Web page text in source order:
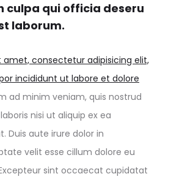
culpa qui officia deseru
laborum.
amet, consectetur adipisicing elit,
incididunt ut labore et dolore
ad minim veniam, quis nostrud
nisi ut aliquip ex ea
Duis aute irure dolor in
velit esse cillum dolore eu
sint occaecat cupidatat